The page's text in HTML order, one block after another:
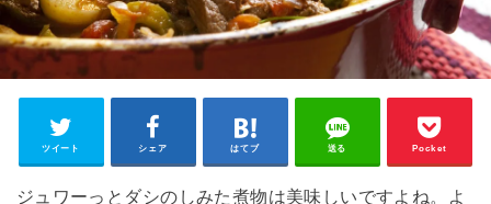
ツイート シェア はてブ 送る Pocket
ジュワーっとダシのしみた煮物は美味しいですよね。よ